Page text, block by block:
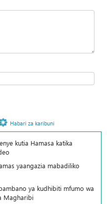
Habari za karibuni
kutia Hamasa katika
yaangazia mabadiliko
ya kudhibiti mfumo wa
Magharibi